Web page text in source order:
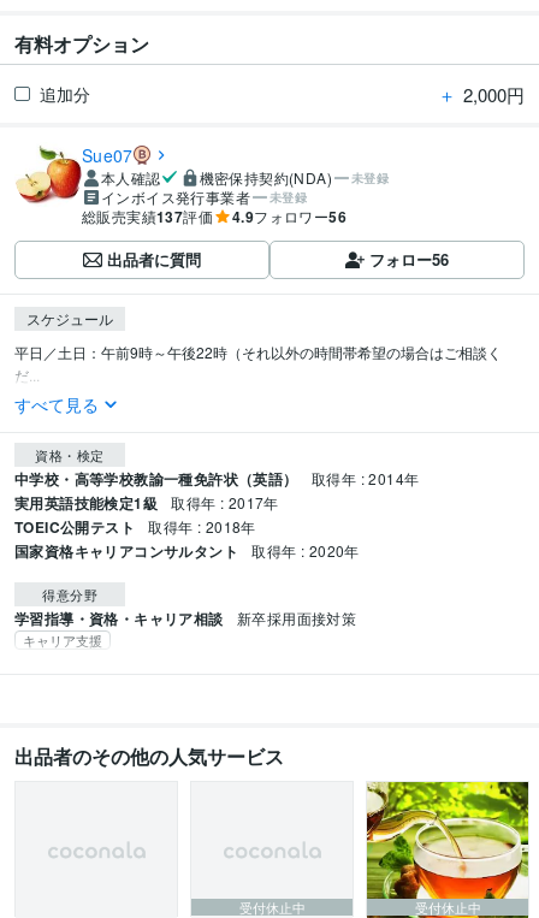
有料オプション
追加分 ＋ 2,000円
Sue07
本人確認 機密保持契約(NDA) 未登録
インボイス発行事業者 未登録
総販売実績137評価 4.9フォロワー56
出品者に質問 フォロー56
スケジュール
平日／土日：午前9時～午後22時（それ以外の時間帯希望の場合はご相談く
だ...
すべて見る
資格・検定
中学校・高等学校教諭一種免許状（英語） 取得年 : 2014年
実用英語技能検定1級 取得年 : 2017年
TOEIC公開テスト 取得年 : 2018年
国家資格キャリアコンサルタント 取得年 : 2020年
得意分野
学習指導・資格・キャリア相談 新卒採用面接対策
キャリア支援
出品者のその他の人気サービス
受付休止中
受付休止中